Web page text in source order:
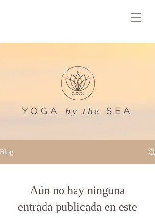
YOGA by the SEA
Blog
Aún no hay ninguna
entrada publicada en este